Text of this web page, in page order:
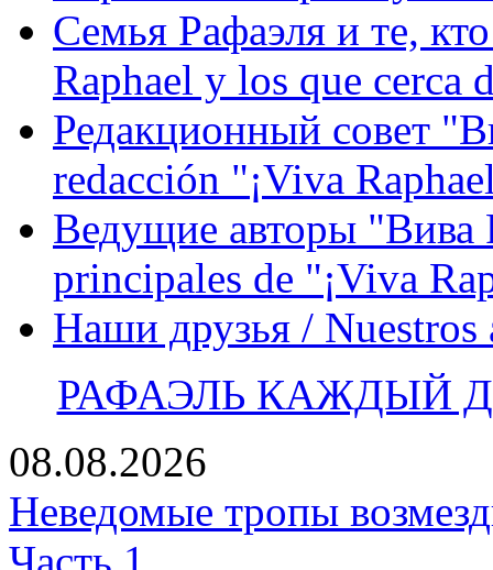
Семья Рафаэля и те,
Raphael y los que cerca
Редакционный совет
redacción "¡Viva
Ведущие авторы "Вива
principales de "¡Viva
Наши друзья / Nuestros
РАФАЭЛЬ КАЖДЫЙ
08.08.2026
Неведомые тропы